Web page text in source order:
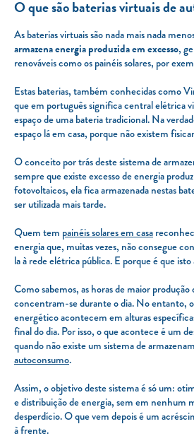
O que são baterias virtuais de
As baterias virtuais são nada mais nada
armazena energia produzida em excesso,
renováveis como os painéis solares, por
Estas baterias, também conhecidas como
que em português significa central elétrica
espaço de uma bateria tradicional. Na
espaço lá em casa, porque não existem
O conceito por trás deste sistema de
sempre que existe excesso de energia
fotovoltaicos, ela fica armazenada nestas
ser utilizada mais tarde.
Quem tem painéis solares em casa
energia que, muitas vezes, não consegue
la à rede elétrica pública. E porque é que
Como sabemos, as horas de maior
concentram-se durante o dia. No entanto,
energético acontecem em alturas
final do dia. Por isso, o que acontece é um
quando não existe um sistema de
autoconsumo.
Assim, o objetivo deste sistema é só um:
e distribuição de energia, sem em nenhum
desperdício. O que vem depois é um
à frente.